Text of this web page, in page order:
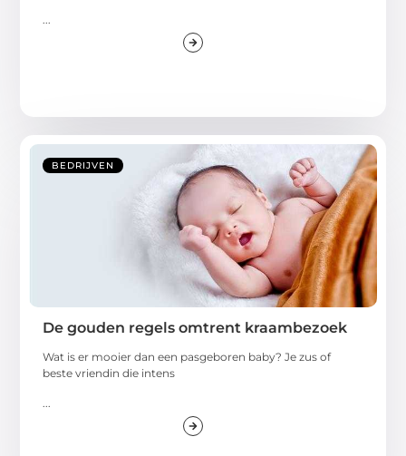
...
BEDRIJVEN
De gouden regels omtrent kraambezoek
Wat is er mooier dan een pasgeboren baby? Je zus of
beste vriendin die intens